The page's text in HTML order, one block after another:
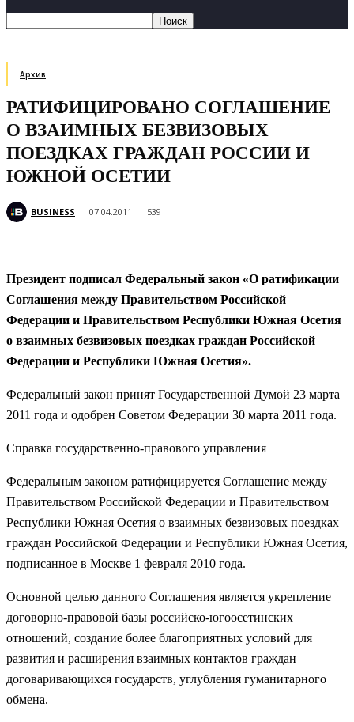
Архив
РАТИФИЦИРОВАНО СОГЛАШЕНИЕ
О ВЗАИМНЫХ БЕЗВИЗОВЫХ
ПОЕЗДКАХ ГРАЖДАН РОССИИ И
ЮЖНОЙ ОСЕТИИ
BUSINESS 07.04.2011 539
Президент подписал Федеральный закон «О ратификации
Соглашения между Правительством Российской
Федерации и Правительством Республики Южная Осетия
о взаимных безвизовых поездках граждан Российской
Федерации и Республики Южная Осетия».
Федеральный закон принят Государственной Думой 23 марта
2011 года и одобрен Советом Федерации 30 марта 2011 года.
Справка государственно-правового управления
Федеральным законом ратифицируется Соглашение между
Правительством Российской Федерации и Правительством
Республики Южная Осетия о взаимных безвизовых поездках
граждан Российской Федерации и Республики Южная Осетия,
подписанное в Москве 1 февраля 2010 года.
Основной целью данного Соглашения является укрепление
договорно-правовой базы российско-югоосетинских
отношений, создание более благоприятных условий для
развития и расширения взаимных контактов граждан
договаривающихся государств, углубления гуманитарного
обмена.